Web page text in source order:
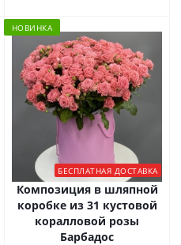
НОВИНКА
БЕСПЛАТНАЯ ДОСТАВКА
Композиция в шляпной
коробке из 31 кустовой
коралловой розы
Барбадос